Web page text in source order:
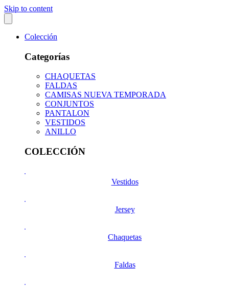
Skip to content
Colección
Categorías
CHAQUETAS
FALDAS
CAMISAS NUEVA TEMPORADA
CONJUNTOS
PANTALON
VESTIDOS
ANILLO
COLECCIÓN
Vestidos
Jersey
Chaquetas
Faldas